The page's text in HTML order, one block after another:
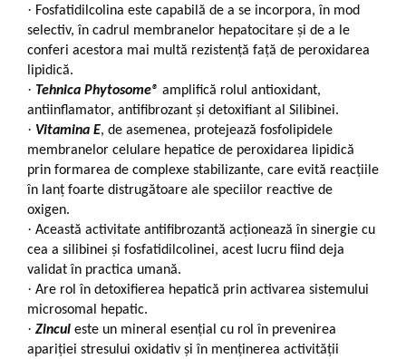
· Fosfatidilcolina este capabilă de a se incorpora, în mod
selectiv, în cadrul membranelor hepatocitare și de a le
conferi acestora mai multă rezistență față de peroxidarea
lipidică.
· Tehnica Phytosome® amplifică rolul antioxidant,
antiinflamator, antifibrozant și detoxifiant al Silibinei.
· Vitamina E, de asemenea, protejează fosfolipidele
membranelor celulare hepatice de peroxidarea lipidică
prin formarea de complexe stabilizante, care evită reacțiile
în lanț foarte distrugătoare ale speciilor reactive de
oxigen.
· Această activitate antifibrozantă acționează în sinergie cu
cea a silibinei și fosfatidilcolinei, acest lucru fiind deja
validat în practica umană.
· Are rol în detoxifierea hepatică prin activarea sistemului
microsomal hepatic.
· Zincul este un mineral esențial cu rol în prevenirea
apariției stresului oxidativ și în menținerea activității